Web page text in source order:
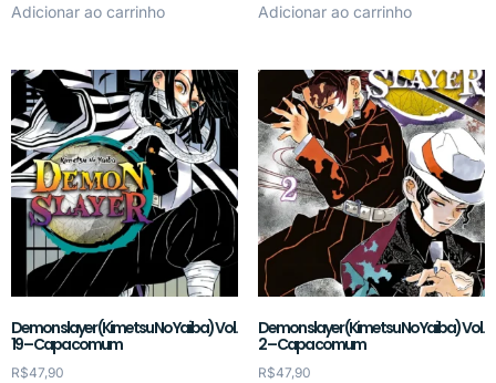
Adicionar ao carrinho Adicionar ao carrinho
Demon slayer (Kimetsu No Yaiba) Vol.
19 – Capa comum
R$47,90
Demon slayer (Kimetsu No Yaiba) Vol.
2 – Capa comum
R$47,90